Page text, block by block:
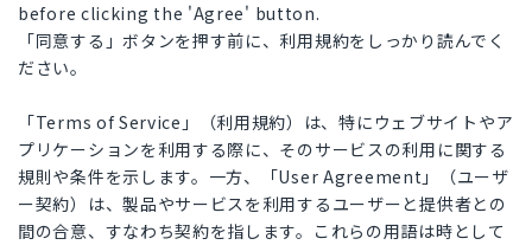
before clicking the 'Agree' button.
「同意する」ボタンを押す前に、利用規約をしっかり読んでく
ださい。
「Terms of Service」（利用規約）は、特にウェブサイトやア
プリケーションを利用する際に、そのサービスの利用に関する
規則や条件を示します。一方、「User Agreement」（ユーザ
ー契約）は、製品やサービスを利用するユーザーと提供者との
間の合意、すなわち契約を指します。これらの用語は時として